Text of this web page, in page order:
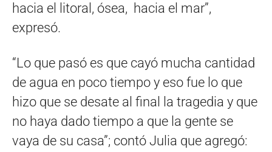
hacia el litoral, ósea, hacia el mar”,
expresó.
“Lo que pasó es que cayó mucha cantidad
de agua en poco tiempo y eso fue lo que
hizo que se desate al final la tragedia y que
no haya dado tiempo a que la gente se
vaya de su casa”; contó Julia que agregó: